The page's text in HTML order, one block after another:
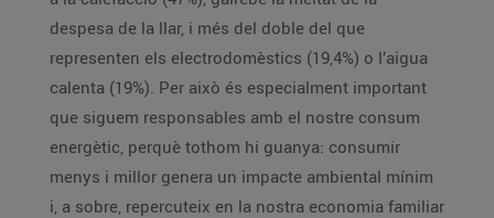
despesa de la llar, i més del doble del que
representen els electrodomèstics (19,4%) o l’aigua
calenta (19%). Per això és especialment important
que siguem responsables amb el nostre consum
energètic, perquè tothom hi guanya: consumir
menys i millor genera un impacte ambiental mínim
i, a sobre, repercuteix en la nostra economia familiar